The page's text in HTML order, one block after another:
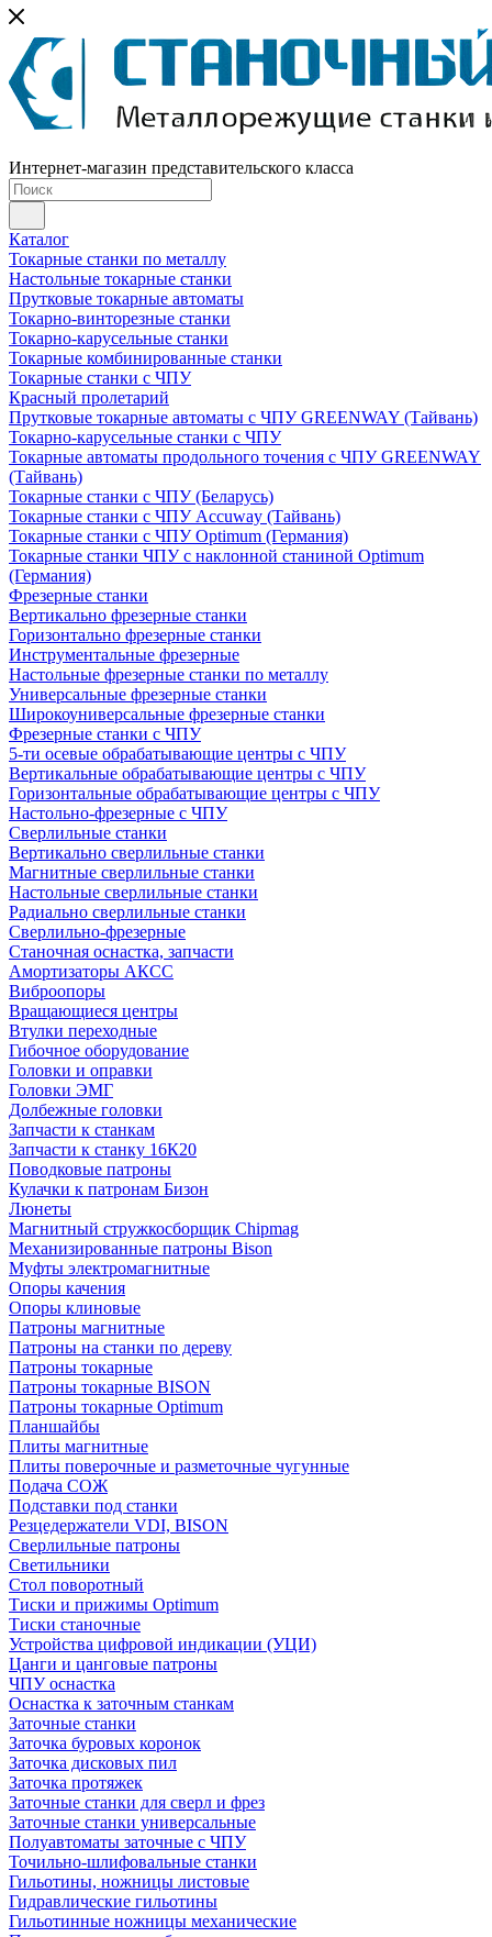
Интернет-магазин представительского класса
Каталог
Токарные станки по металлу
Настольные токарные станки
Прутковые токарные автоматы
Токарно-винторезные станки
Токарно-карусельные станки
Токарные комбинированные станки
Токарные станки с ЧПУ
Красный пролетарий
Прутковые токарные автоматы с ЧПУ GREENWAY (Тайвань)
Токарно-карусельные станки с ЧПУ
Токарные автоматы продольного точения с ЧПУ GREENWAY
(Тайвань)
Токарные станки с ЧПУ (Беларусь)
Токарные станки с ЧПУ Accuway (Тайвань)
Токарные станки с ЧПУ Optimum (Германия)
Токарные станки ЧПУ с наклонной станиной Optimum
(Германия)
Фрезерные станки
Вертикально фрезерные станки
Горизонтально фрезерные станки
Инструментальные фрезерные
Настольные фрезерные станки по металлу
Универсальные фрезерные станки
Широкоуниверсальные фрезерные станки
Фрезерные станки с ЧПУ
5-ти осевые обрабатывающие центры с ЧПУ
Вертикальные обрабатывающие центры с ЧПУ
Горизонтальные обрабатывающие центры с ЧПУ
Настольно-фрезерные с ЧПУ
Сверлильные станки
Вертикально сверлильные станки
Магнитные сверлильные станки
Настольные сверлильные станки
Радиально сверлильные станки
Сверлильно-фрезерные
Станочная оснастка, запчасти
Амортизаторы АКСС
Виброопоры
Вращающиеся центры
Втулки переходные
Гибочное оборудование
Головки и оправки
Головки ЭМГ
Долбежные головки
Запчасти к станкам
Запчасти к станку 16К20
Поводковые патроны
Кулачки к патронам Бизон
Люнеты
Магнитный стружкосборщик Chipmag
Механизированные патроны Bison
Муфты электромагнитные
Опоры качения
Опоры клиновые
Патроны магнитные
Патроны на станки по дереву
Патроны токарные
Патроны токарные BISON
Патроны токарные Optimum
Планшайбы
Плиты магнитные
Плиты поверочные и разметочные чугунные
Подача СОЖ
Подставки под станки
Резцедержатели VDI, BISON
Сверлильные патроны
Светильники
Стол поворотный
Тиски и прижимы Optimum
Тиски станочные
Устройства цифровой индикации (УЦИ)
Цанги и цанговые патроны
ЧПУ оснастка
Оснастка к заточным станкам
Заточные станки
Заточка буровых коронок
Заточка дисковых пил
Заточка протяжек
Заточные станки для сверл и фрез
Заточные станки универсальные
Полуавтоматы заточные с ЧПУ
Точильно-шлифовальные станки
Гильотины, ножницы листовые
Гидравлические гильотины
Гильотинные ножницы механические